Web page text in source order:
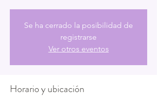
Se ha cerrado la posibilidad de
registrarse
Ver otros eventos
Horario y ubicación